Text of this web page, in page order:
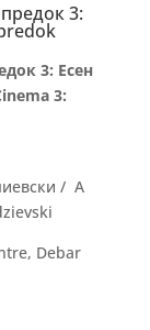
3:
3: Есен
3:
/ A
Debar